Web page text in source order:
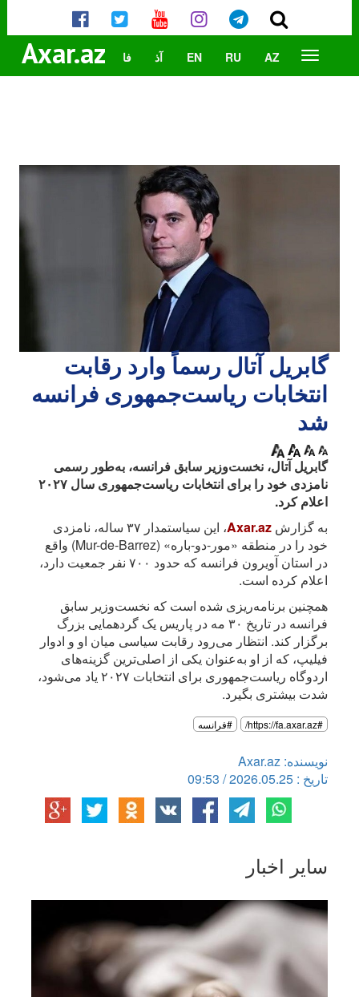
Axar.az AZ
RU
EN آذ فا
گابریل آتال رسماً وارد رقابت
انتخابات ریاست‌جمهوری فرانسه
شد
گابریل آتال، نخست‌وزیر سابق فرانسه، به‌طور رسمی
نامزدی خود را برای انتخابات ریاست‌جمهوری سال ۲۰۲۷
اعلام کرد.
به گزارش Axar.az
، این سیاستمدار ۳۷ ساله، نامزدی
خود را در منطقه «مور-دو-باره» (Mur-de-Barrez) واقع
در استان آویرون فرانسه که حدود ۷۰۰ نفر جمعیت دارد،
اعلام کرده است.
همچنین برنامه‌ریزی شده است که نخست‌وزیر سابق
فرانسه در تاریخ ۳۰ مه در پاریس یک گردهمایی بزرگ
برگزار کند. انتظار می‌رود رقابت سیاسی میان او و ادوار
فیلیپ، که از او به‌عنوان یکی از اصلی‌ترین گزینه‌های
اردوگاه ریاست‌جمهوری برای انتخابات ۲۰۲۷ یاد می‌شود،
شدت بیشتری بگیرد.
#https://fa.axar.az/ #فرانسه
نویسنده: Axar.az
تاریخ : 2026.05.25 / 09:53
سایر اخبار